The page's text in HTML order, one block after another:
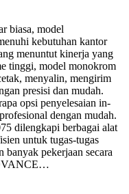
biasa, model
kebutuhan kantor
menuntut kinerja yang
tinggi, model monokrom
menyalin, mengirim
presisi dan mudah.
opsi penyelesaian in-
dengan mudah.
dilengkapi berbagai alat
untuk tugas-tugas
pekerjaan secara